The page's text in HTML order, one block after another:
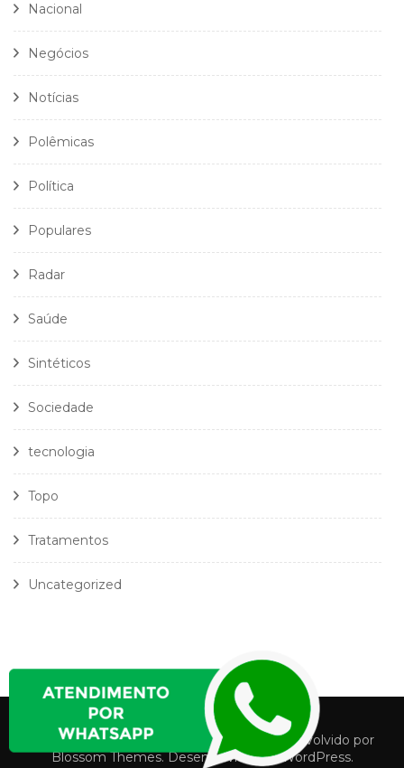
Nacional
Negócios
Notícias
Polêmicas
Política
Populares
Radar
Saúde
Sintéticos
Sociedade
tecnologia
Topo
Tratamentos
Uncategorized
Política Privacidade
Termos e Condições
Fashion Stylist | Desenvolvido por
Blossom Themes. Desenvolvido porWordPress.